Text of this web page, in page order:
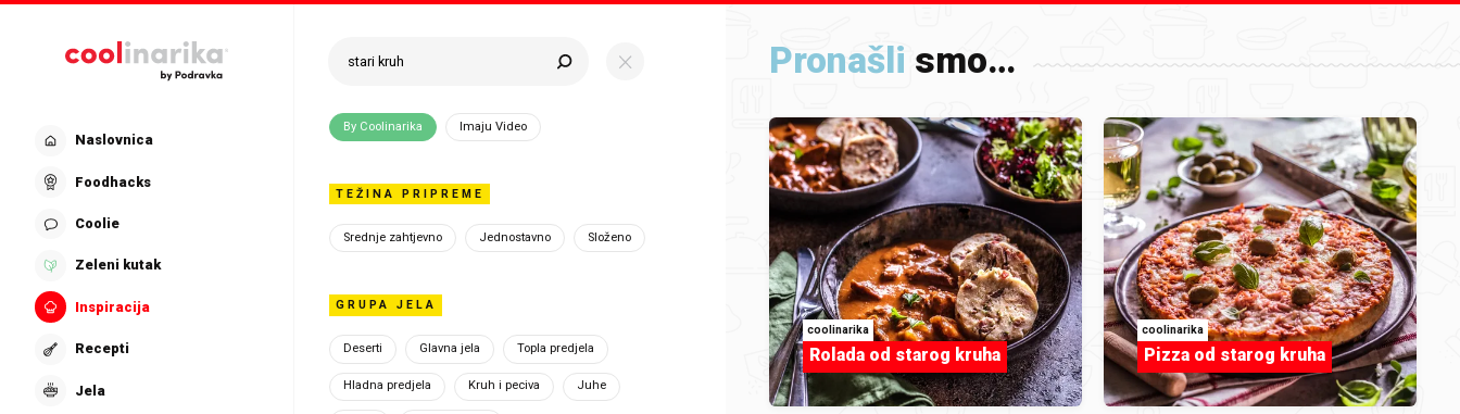
Naslovnica
Foodhacks
Coolie
Zeleni kutak
Inspiracija
Recepti
Jela
Inspiracija
Pratimo što je trenutno popularno i u sezoni, te na temelju toga biramo
istaknute teme i predlažemo ideje za razne prigode i situacije. Idealno
kada ne znaš što bi i baš ti treba neka ideja da te pokrene...
Pretraži recepte is focused ,type to refine list, press Down to open the menu,
By Coolinarika Imaju Video
TEŽINA PRIPREME
Srednje zahtjevno Jednostavno Složeno
GRUPA JELA
Deserti Glavna jela Topla predjela
Hladna predjela Kruh i peciva Juhe
Pronašli smo…
coolinarika
Rolada od starog kruha
coolinarika
Pizza od starog kruha